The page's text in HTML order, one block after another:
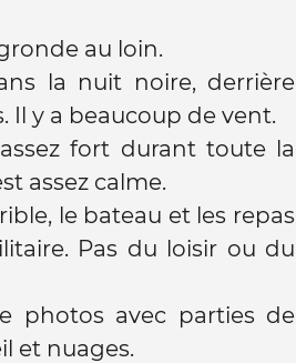
au loin.
la nuit noire, derrière
Il y a beaucoup de vent.
fort durant toute la
assez calme.
le bateau et les repas
Pas du loisir ou du
photos avec parties de
et nuages.